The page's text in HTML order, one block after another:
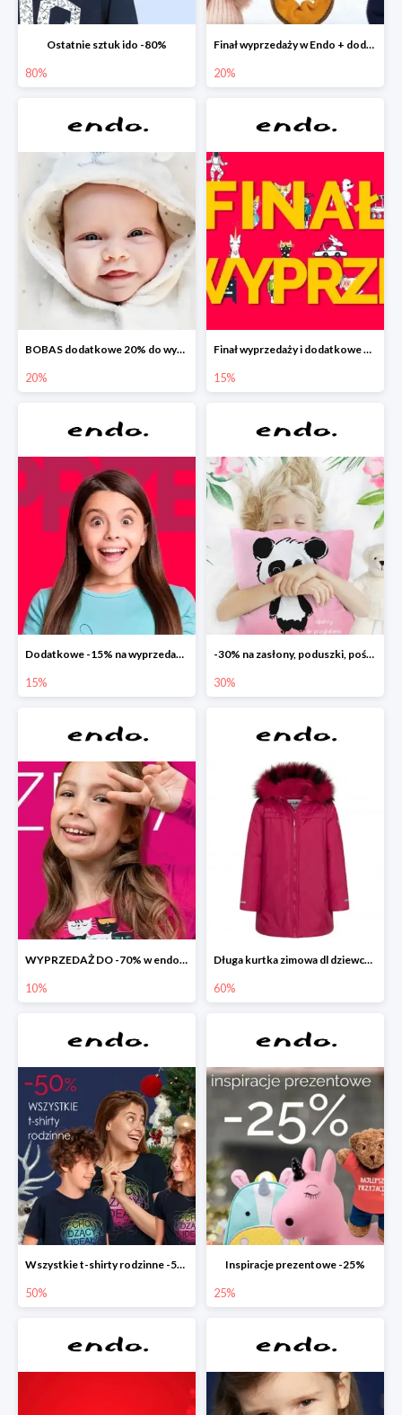
Ostatnie sztuk ido -80%
80%
Finał wyprzedaży w Endo + dodatkowe 2% rabatu
20%
BOBAS dodatkowe 20% do wyprzedaży
20%
Finał wyprzedaży i dodatkowe 15%
15%
Dodatkowe -15% na wyprzedaż do -70%
15%
-30% na zasłony, poduszki, pościele dla dzieci
30%
WYPRZEDAŻ DO -70% w endo.pl
10%
Długa kurtka zimowa dl dziewczynki
60%
Wszystkie t-shirty rodzinne -50%
50%
Inspiracje prezentowe -25%
25%